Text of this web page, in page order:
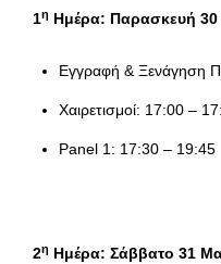
1η Ημέρα: Παρασκευή 30
Εγγραφή & Ξενάγηση
Χαιρετισμοί: 17:00 –
Panel 1: 17:30 – 19:45
2η Ημέρα: Σάββατο 31